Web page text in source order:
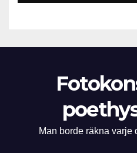
Man borde räkna varje